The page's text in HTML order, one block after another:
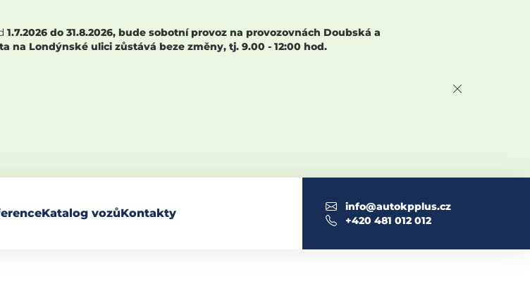
1.7.2026 do 31.8.2026, bude sobotní provoz na provozovnách Doubská a
na Londýnské ulici zůstává beze změny, tj. 9.00 - 12:00 hod.
Katalog vozůKontakty
info@autokpplus.cz
+420 481 012 012